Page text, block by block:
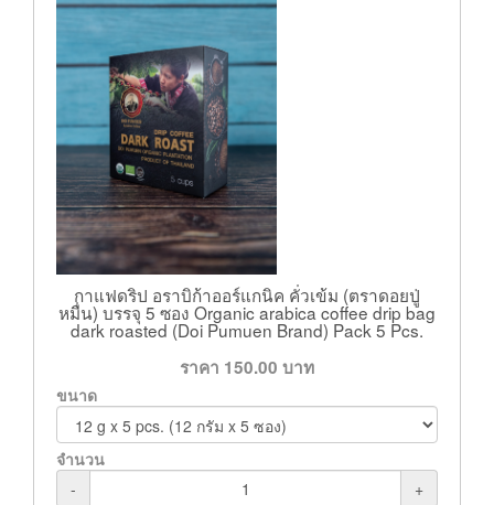
กาแฟดริป อราบิก้าออร์แกนิค คั่วเข้ม (ตราดอยปู่
หมื่น) บรรจุ 5 ซอง Organic arabica coffee drip bag
dark roasted (Doi Pumuen Brand) Pack 5 Pcs.
ราคา 150.00 บาท
ขนาด
จำนวน
-
+